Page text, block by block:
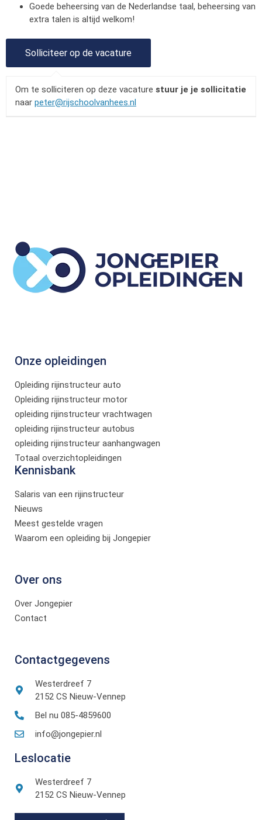
Goede beheersing van de Nederlandse taal, beheersing van
extra talen is altijd welkom!
Om te solliciteren op deze vacature stuur je je sollicitatie
naar peter@rijschoolvanhees.nl
Onze opleidingen
Opleiding rijinstructeur auto
Opleiding rijinstructeur motor
opleiding rijinstructeur vrachtwagen
opleiding rijinstructeur autobus
opleiding rijinstructeur aanhangwagen
Totaal overzichtopleidingen
Kennisbank
Salaris van een rijinstructeur
Nieuws
Meest gestelde vragen
Waarom een opleiding bij Jongepier
Over ons
Over Jongepier
Contact
Contactgegevens
Westerdreef 7
2152 CS Nieuw-Vennep
Bel nu 085-4859600
info@jongepier.nl
Leslocatie
Westerdreef 7
2152 CS Nieuw-Vennep